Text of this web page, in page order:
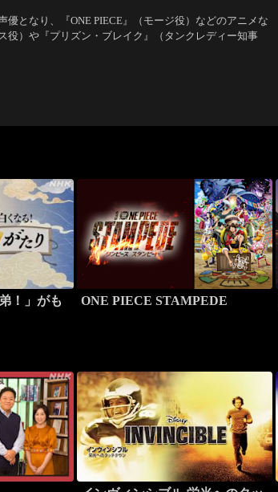
となり、『ONE PIECE』（モージ役）などのアニメな
役）や『プリズン・ブレイク』（タンクレディー知事
！」がも
ONE PIECE STAMPEDE